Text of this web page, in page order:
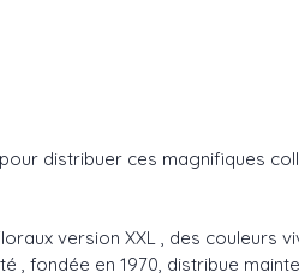
pour distribuer ces magnifiques
version XXL , des couleurs
fondée en 1970, distribue